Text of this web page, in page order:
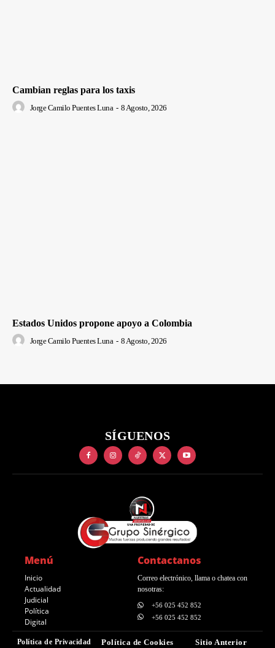
Cambian reglas para los taxis
Jorge Camilo Puentes Luna - 8 Agosto, 2026
Estados Unidos propone apoyo a Colombia
Jorge Camilo Puentes Luna - 8 Agosto, 2026
SÍGUENOS
Menú
Inicio
Actualidad
Judicial
Política
Digital
Contactanos
Correo electrónico, llama o chatea con
nosotras:
+56 025 452 852
+56 025 452 852
Política de Privacidad Política de Cookies Sitio Anterior